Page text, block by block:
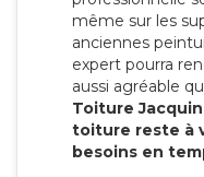
même sur les
anciennes
expert pourra
aussi agréable
Toiture
toiture reste à
besoins en